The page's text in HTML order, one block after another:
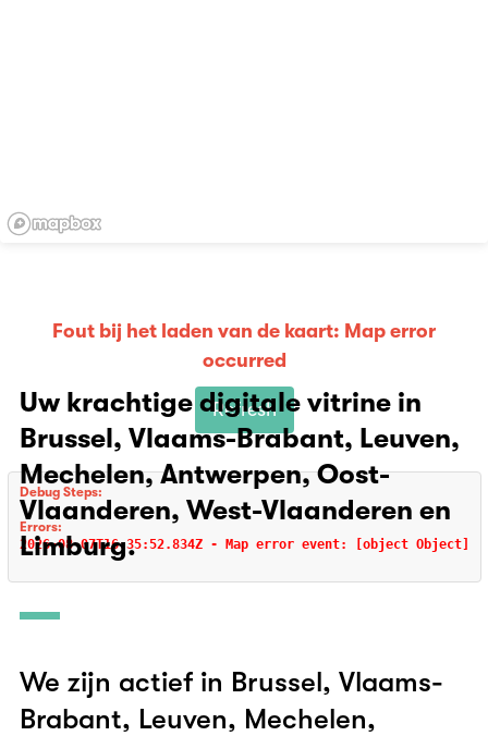
Fout bij het laden van de kaart: Map error
occurred
Refresh
Debug Steps:
Errors:
2026-08-07T16:35:52.834Z - Map error event: [object Object]
Uw krachtige digitale vitrine in
Brussel, Vlaams-Brabant, Leuven,
Mechelen, Antwerpen, Oost-
Vlaanderen, West-Vlaanderen en
Limburg.
We zijn actief in Brussel, Vlaams-
Brabant, Leuven, Mechelen,